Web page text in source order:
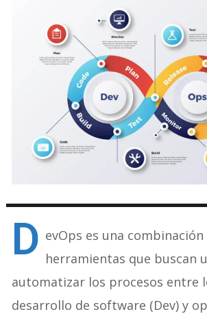
D evOps es una
herramientas que buscan
automatizar los procesos entre
desarrollo de software (Dev) y